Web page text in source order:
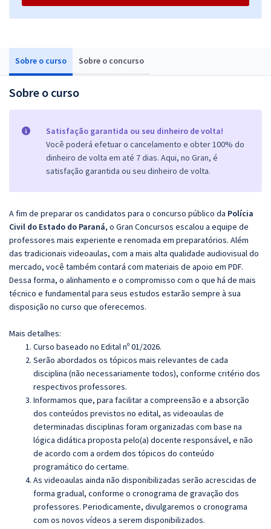
Sobre o curso Sobre o concurso
Sobre o curso
Satisfação garantida ou seu dinheiro de volta!
Você poderá efetuar o cancelamento e obter 100% do
dinheiro de volta em até 7 dias. Aqui, no Gran, é
satisfação garantida ou seu dinheiro de volta.
A fim de preparar os candidatos para o concurso público da Polícia
Civil do Estado do Paraná, o Gran Concursos escalou a equipe de
professores mais experiente e renomada em preparatórios. Além
das tradicionais videoaulas, com a mais alta qualidade audiovisual do
mercado, você também contará com materiais de apoio em PDF.
Dessa forma, o alinhamento e o compromisso com o que há de mais
técnico e fundamental para seus estudos estarão sempre à sua
disposição no curso que oferecemos.
Mais detalhes:
Curso baseado no Edital nº 01/2026.
Serão abordados os tópicos mais relevantes de cada
disciplina (não necessariamente todos), conforme critério dos
respectivos professores.
Informamos que, para facilitar a compreensão e a absorção
dos conteúdos previstos no edital, as videoaulas de
determinadas disciplinas foram organizadas com base na
lógica didática proposta pelo(a) docente responsável, e não
de acordo com a ordem dos tópicos do conteúdo
programático do certame.
As videoaulas ainda não disponibilizadas serão acrescidas de
forma gradual, conforme o cronograma de gravação dos
professores. Periodicamente, divulgaremos o cronograma
com os novos vídeos a serem disponibilizados.